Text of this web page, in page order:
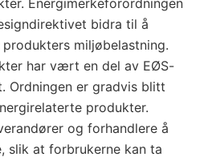
Energimerkeforordningen
bidra til å
miljøbelastning.
har vært en del av EØS-
Ordningen er gradvis blitt
produkter.
og forhandlere å
slik at forbrukerne kan ta